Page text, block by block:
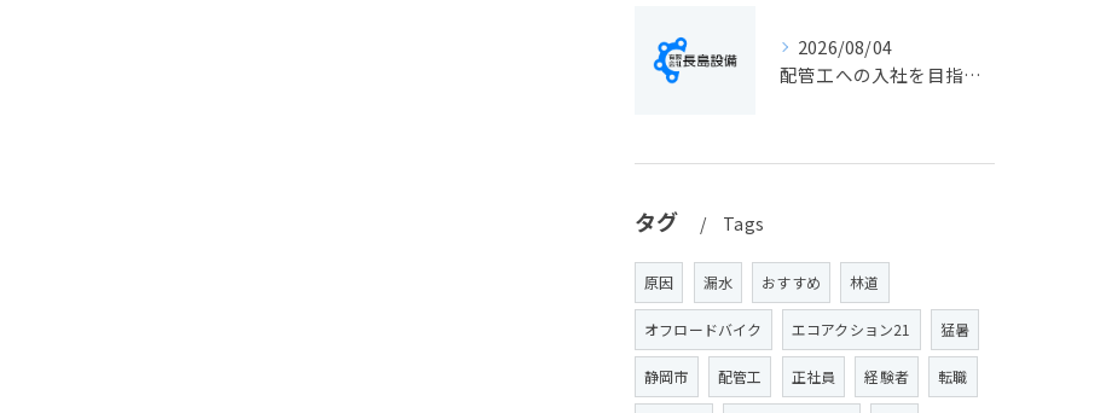
2026/08/04
配管工への入社を目指す方へ静岡県静岡市で仕事選びと成長のステップ徹底ガイド
タグ Tags
原因 漏水 おすすめ 林道
オフロードバイク エコアクション21 猛暑
静岡市 配管工 正社員 経験者 転職